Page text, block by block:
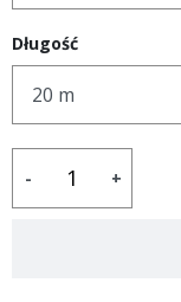
Długość
- +